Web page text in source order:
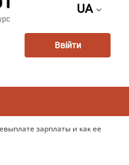
UA
Ввійти
зарплаты и как ее